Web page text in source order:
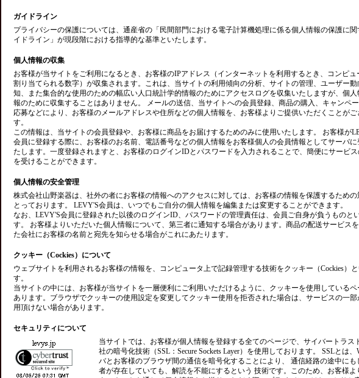
ガイドライン
プライバシーの保護については、通産省の「民間部門における電子計算機処理に係る個人情報の保護に関
イドライン」が現段階における指導的な基準といたします。
個人情報の収集
お客様が当サイトをご利用になるとき、お客様のIPアドレス（インターネットを利用するとき、コンピュ
割り当てられる数字）が収集されます。これは、当サイトの利用傾向の分析、サイトの管理、ユーザー動
知、また集合的な使用のための幅広い人口統計学的情報のためにアクセスログを収集いたしますが、個人
報のために収集することはありません。 メールの送信、当サイトへの会員登録、商品の購入、キャンペ
応募などにより、お客様のメールアドレスや住所などの個人情報を、お客様よりご提供いただくことがご
す。
この情報は、当サイトの会員登録や、お客様に商品をお届けするためのみに使用いたします。 お客様が
会員に登録する際に、お客様のお名前、電話番号などの個人情報をお客様個人の会員情報としてサーバに
たします。一度登録されますと、お客様のログインIDとパスワードを入力されることで、簡便にサービ
を受けることができます。
個人情報の安全管理
株式会社山野楽器は、社外の者にお客様の情報へのアクセスに対しては、お客様の情報を保護するための
とっております。 LEVY'S会員は、いつでもご自分の個人情報を編集または変更することができます。
なお、LEVY'S会員に登録された以後のログインID、パスワードの管理責任は、会員ご自身が負うものと
す。 お客様よりいただいた個人情報について、第三者に通知する場合があります。商品の配送サービス
た会社にお客様の名前と宛先を知らせる場合がこれにあたります。
クッキー（Cockies）について
ウェブサイトを利用されるお客様の情報を、コンピュータ上で記録管理する技術をクッキー（Cockies）と
す。
当サイトの中には、お客様が当サイトを一層便利にご利用いただけるように、クッキーを使用しているペ
あります。ブラウザでクッキーの使用設定を変更してクッキー使用を拒否された場合は、サービスの一部
用頂けない場合があります。
セキュリティについて
当サイトでは、お客様が個人情報を登録する全てのページで、サイバートラス
社の暗号化技術（SSL：Secure Sockets Layer）を使用しております。 SSLとは、
バとお客様のブラウザ間の通信を暗号化することにより、 通信経路の途中にも
者が存在していても、解読を不能にするという 技術です。このため、お客様よ